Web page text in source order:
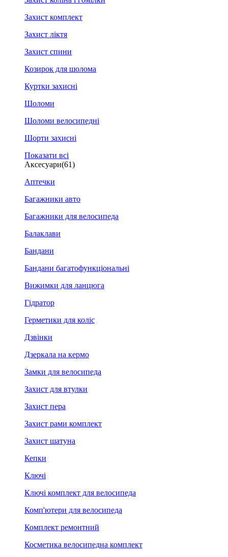
Захист комплект
Захист ліктя
Захист спини
Козирок для шолома
Куртки захисні
Шоломи
Шоломи велосипедні
Шорти захисні
Показати всі
Аксесуари(61)
Аптечки
Багажники авто
Багажники для велосипеда
Балаклави
Бандани
Бандани багатофункціональні
Вижимки для ланцюга
Гідратор
Герметики для коліс
Дзвінки
Дзеркала на кермо
Замки для велосипеда
Захист для втулки
Захист пера
Захист рами комплект
Захист шатуна
Кепки
Ключі
Ключі комплект для велосипеда
Комп'ютери для велосипеда
Комплект ремонтний
Косметика велосипедна комплект